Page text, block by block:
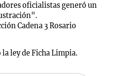
oficialistas generó un
Cadena 3 Rosario
la ley de Ficha Limpia.